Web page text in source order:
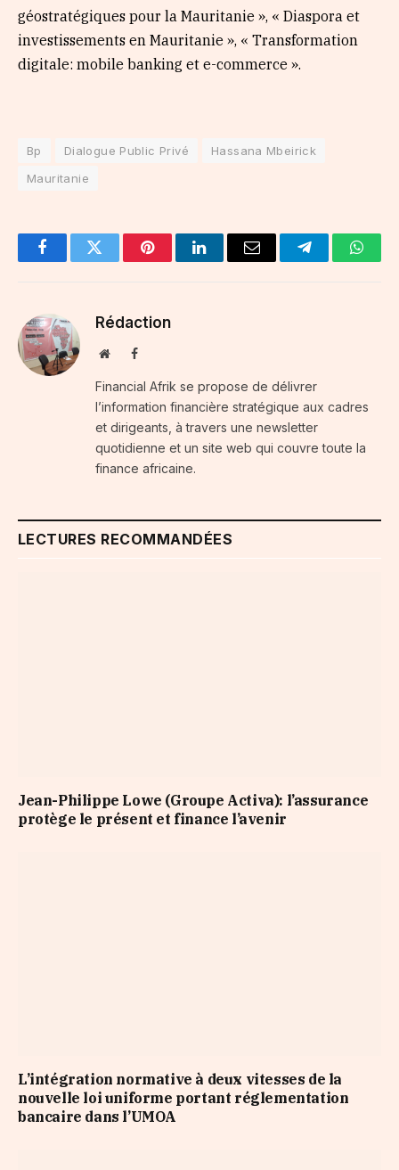
géostratégiques pour la Mauritanie », « Diaspora et
investissements en Mauritanie », « Transformation
digitale: mobile banking et e-commerce ».
Bp Dialogue Public Privé
Hassana Mbeirick
Mauritanie
FacebookTwitter PinterestLinkedInEmail Telegram
Rédaction
WebsiteFacebook
Financial Afrik se propose de délivrer
l’information financière stratégique aux cadres
et dirigeants, à travers une newsletter
quotidienne et un site web qui couvre toute la
finance africaine.
LECTURES RECOMMANDÉES
Jean-Philippe Lowe (Groupe Activa): l’assurance
protège le présent et finance l’avenir
L’intégration normative à deux vitesses de la
nouvelle loi uniforme portant réglementation
bancaire dans l’UMOA